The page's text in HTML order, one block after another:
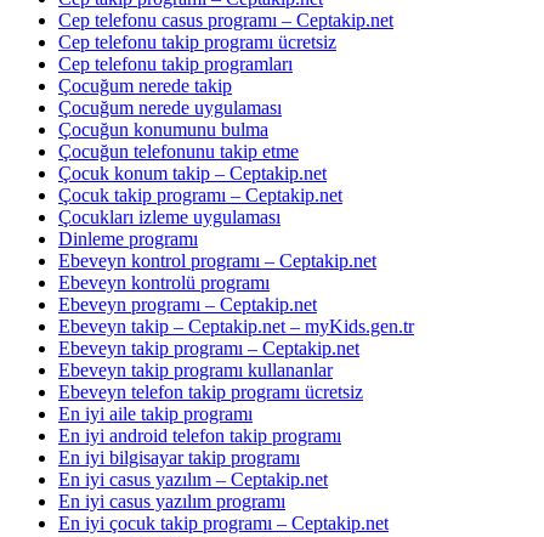
Cep telefonu casus programı – Ceptakip.net
Cep telefonu takip programı ücretsiz
Cep telefonu takip programları
Çocuğum nerede takip
Çocuğum nerede uygulaması
Çocuğun konumunu bulma
Çocuğun telefonunu takip etme
Çocuk konum takip – Ceptakip.net
Çocuk takip programı – Ceptakip.net
Çocukları izleme uygulaması
Dinleme programı
Ebeveyn kontrol programı – Ceptakip.net
Ebeveyn kontrolü programı
Ebeveyn programı – Ceptakip.net
Ebeveyn takip – Ceptakip.net – myKids.gen.tr
Ebeveyn takip programı – Ceptakip.net
Ebeveyn takip programı kullananlar
Ebeveyn telefon takip programı ücretsiz
En iyi aile takip programı
En iyi android telefon takip programı
En iyi bilgisayar takip programı
En iyi casus yazılım – Ceptakip.net
En iyi casus yazılım programı
En iyi çocuk takip programı – Ceptakip.net